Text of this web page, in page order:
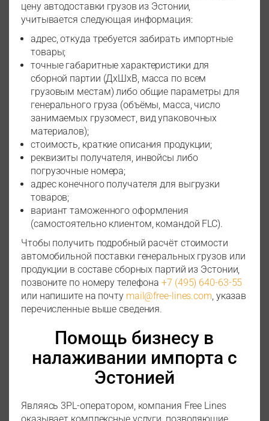
цену автодоставки грузов из Эстонии,
учитывается следующая информация:
адрес, откуда требуется забирать импортные
товары;
точные габаритные характеристики для
сборной партии (ДхШхВ, масса по всем
грузовым местам) либо общие параметры для
генерального груза (объёмы, масса, число
занимаемых грузомест, вид упаковочных
материалов);
стоимость, краткие описания продукции;
реквизиты получателя, инвойсы либо
погрузочные номера;
адрес конечного получателя для выгрузки
товаров;
вариант таможенного оформления
(самостоятельно клиентом, командой FLC).
Чтобы получить подробный расчёт стоимости
автомобильной поставки генеральных грузов или
продукции в составе сборных партий из Эстонии,
позвоните по номеру телефона+7 (495) 640-63-55
или напишите на почту mail@free-lines.com, указав
перечисленные выше сведения.
Помощь бизнесу в
налаживании импорта с
Эстонией
Являясь 3PL-оператором, компания Free Lines